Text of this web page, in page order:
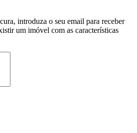
introduza o seu email para receber
um imóvel com as características